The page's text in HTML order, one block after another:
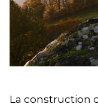
La construction